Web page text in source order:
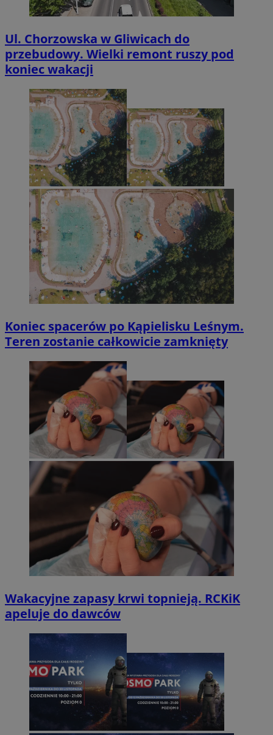
Ul. Chorzowska w Gliwicach do
przebudowy. Wielki remont ruszy pod
koniec wakacji
Koniec spacerów po Kąpielisku Leśnym.
Teren zostanie całkowicie zamknięty
Wakacyjne zapasy krwi topnieją. RCKiK
apeluje do dawców